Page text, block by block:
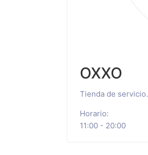
OXXO
Tienda de servicio.
Horario:
11:00 - 20:00